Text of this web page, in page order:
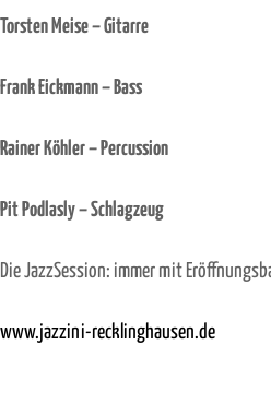
Torsten Meise – Gitarre
Frank Eickmann – Bass
Rainer Köhler – Percussion
Pit Podlasly – Schlagzeug
Die JazzSession: immer mit
www.jazzini-recklinghausen.de